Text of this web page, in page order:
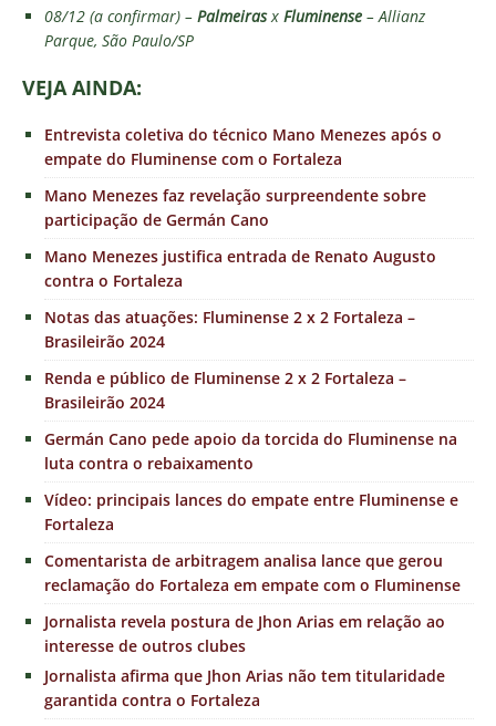
08/12 (a confirmar) – Palmeirasx Fluminense – Allianz
Parque, São Paulo/SP
VEJA AINDA:
Entrevista coletiva do técnico Mano Menezes após o
empate do Fluminense com o Fortaleza
Mano Menezes faz revelação surpreendente sobre
participação de Germán Cano
Mano Menezes justifica entrada de Renato Augusto
contra o Fortaleza
Notas das atuações: Fluminense 2 x 2 Fortaleza –
Brasileirão 2024
Renda e público de Fluminense 2 x 2 Fortaleza –
Brasileirão 2024
Germán Cano pede apoio da torcida do Fluminense na
luta contra o rebaixamento
Vídeo: principais lances do empate entre Fluminense e
Fortaleza
Comentarista de arbitragem analisa lance que gerou
reclamação do Fortaleza em empate com o Fluminense
Jornalista revela postura de Jhon Arias em relação ao
interesse de outros clubes
Jornalista afirma que Jhon Arias não tem titularidade
garantida contra o Fortaleza